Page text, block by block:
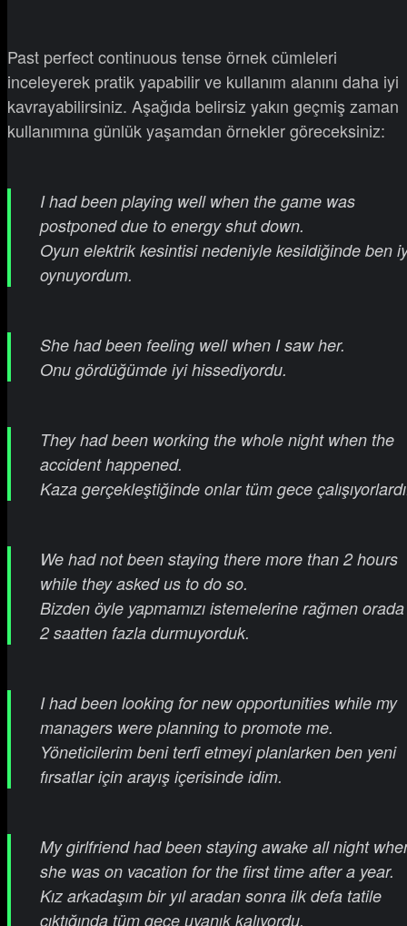
Past perfect continuous tense örnek cümleleri
inceleyerek pratik yapabilir ve kullanım alanını daha iyi
kavrayabilirsiniz. Aşağıda belirsiz yakın geçmiş zaman
kullanımına günlük yaşamdan örnekler göreceksiniz:
I had been playing well when the game was
postponed due to energy shut down.
Oyun elektrik kesintisi nedeniyle kesildiğinde ben
oynuyordum.
She had been feeling well when I saw her.
Onu gördüğümde iyi hissediyordu.
They had been working the whole night when the
accident happened.
Kaza gerçekleştiğinde onlar tüm gece
We had not been staying there more than 2 hours
while they asked us to do so.
Bizden öyle yapmamızı istemelerine rağmen orada
2 saatten fazla durmuyorduk.
I had been looking for new opportunities while my
managers were planning to promote me.
Yöneticilerim beni terfi etmeyi planlarken ben yeni
fırsatlar için arayış içerisinde idim.
My girlfriend had been staying awake all night
she was on vacation for the first time after a year.
Kız arkadaşım bir yıl aradan sonra ilk defa tatile
çıktığında tüm gece uyanık kalıyordu.